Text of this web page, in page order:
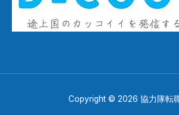
Copyright © 2026 協力隊転